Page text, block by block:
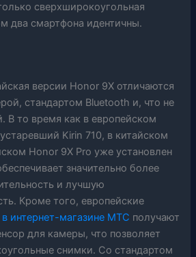
сверхширокоугольная
два смартфона идентичны.
версии Honor 9X отличаются
стандартом Bluetooth и, что не
В то время как в европейском
Kirin 710, в китайском
Honor 9X Pro уже установлен
значительно более
и лучшую
Кроме того, европейские
в интернет-магазине МТС получают
для камеры, что позволяет
снимки. Со стандартом